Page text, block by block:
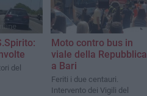
del
Moto contro bus in
viale della Repubblica
a Bari
Feriti i due centauri.
Intervento dei Vigili del